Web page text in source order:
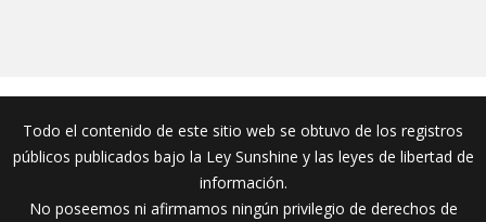
Todo el contenido de este sitio web se obtuvo de los registros
públicos publicados bajo la Ley Sunshine y las leyes de libertad de
información.
No poseemos ni afirmamos ningún privilegio de derechos de